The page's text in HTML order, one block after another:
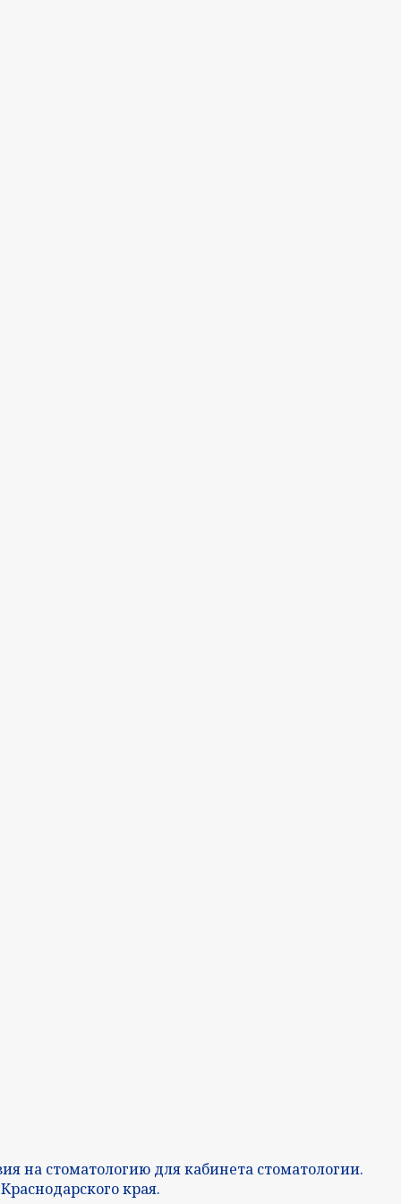
на стоматологию для кабинета стоматологии.
края.